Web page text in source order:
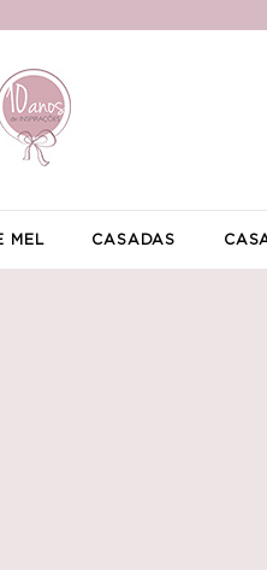
MEL CASADAS